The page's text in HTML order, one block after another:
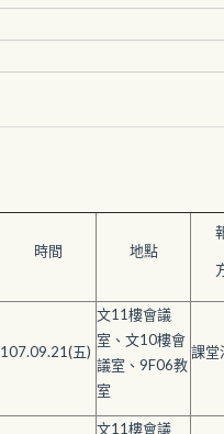
時間 地點
107.09.21(五)
文11樓會議
室、文10樓會
議室、9F06教
室
課堂
文11樓會議